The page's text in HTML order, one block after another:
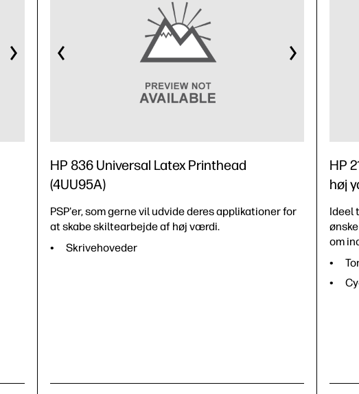
HP 836 Universal Latex Printhead
(4UU95A)
PSP'er, som gerne vil udvide deres applikationer for
at skabe skiltearbejde af høj værdi.
Skrivehoveder
HP
høj
Ideel
om